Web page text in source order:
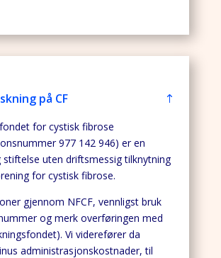
på CF
for cystisk fibrose
977 142 946) er en
stiftelse uten driftsmessig tilknytning
for cystisk fibrose.
gjennom NFCF, vennligst bruk
og merk overføringen med
Vi viderefører da
administrasjonskostnader, til